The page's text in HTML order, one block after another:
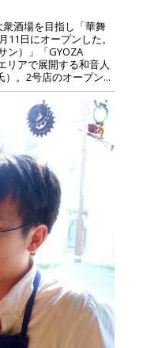
酒場を目指し「華舞
日にオープンした。
ン）」「GYOZA
リアで展開する和音人
）。2号店のオープン...